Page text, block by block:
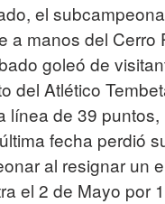
el
a manos del Cerro
goleó de
del Atlético
línea de 39 puntos,
fecha perdió
al resignar un
el 2 de Mayo por